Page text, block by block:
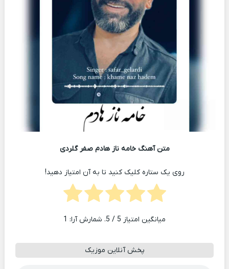
متن آهنگ خامه ناز هادم صفر گلردی
روی یک ستاره کلیک کنید تا به آن امتیاز دهید!
میانگین امتیاز 5 / 5. شمارش آرا: 1
پخش آنلاین موزیک